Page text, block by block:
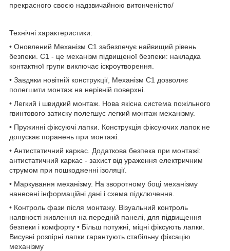
прекрасного своєю надзвичайною витонченістю/
Технічні характеристики:
• Оновлений Механізм С1 забезпечує найвищий рівень
безпеки. C1 - це механізм підвищеної безпеки: накладка
контактної групи виключає іскроутворення.
• Завдяки новітній конструкції, Механізм С1 дозволяє
полегшити монтаж на нерівній поверхні.
• Легкий і швидкий монтаж. Нова якісна система пожільного
гвинтового затиску полегшує легкий монтаж механізму.
• Пружинні фіксуючі лапки. Конструкція фіксуючих лапок не
допускає поранень при монтажі.
• Антистатичний каркас. Додаткова безпека при монтажі:
антистатичний каркас - захист від ураження електричним
струмом при пошкодженні ізоляції.
• Маркування механізму. На зворотному боці механізму
нанесені інформаційні дані і схема підключення.
• Контроль фази після монтажу. Візуальний контроль
наявності живлення на передній панелі, для підвищення
безпеки і комфорту • Більш потужні, міцні фіксують лапки.
Висувні розпірні лапки гарантують стабільну фіксацію
механізму